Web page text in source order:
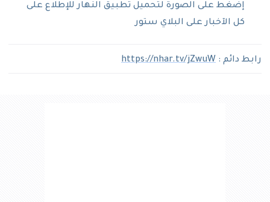
إضغط على الصورة لتحميل تطبيق النهار للإطلاع على
كل الآخبار على البلاي ستور
رابط دائم : https://nhar.tv/jZwuW